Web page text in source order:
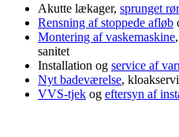
Akutte lækager, sprunget rør
Rensning af stoppede afløb
Montering af vaskemaskine,
sanitet
Installation og service af
Nyt badeværelse,
VVS-tjek og eftersyn af